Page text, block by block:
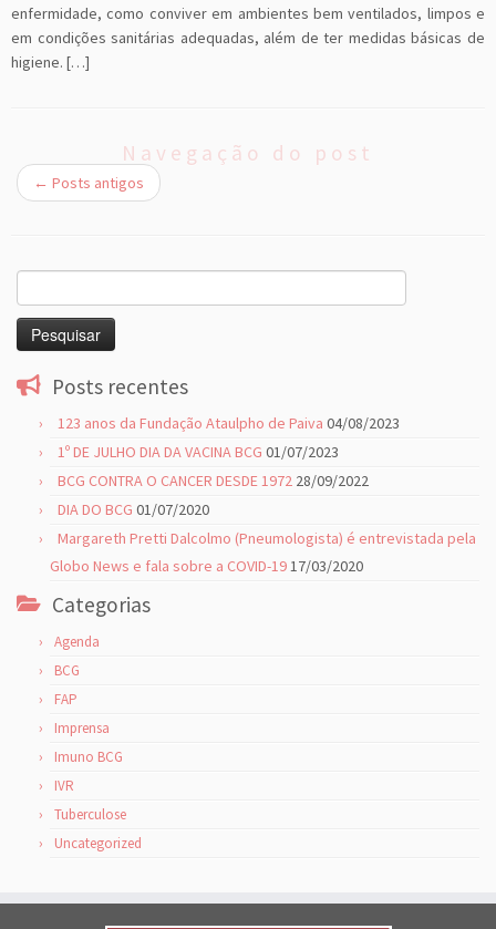
enfermidade, como conviver em ambientes bem ventilados, limpos e
em condições sanitárias adequadas, além de ter medidas básicas de
higiene. […]
Navegação do post
← Posts antigos
por:
Posts recentes
123 anos da Fundação Ataulpho de Paiva 04/08/2023
1º DE JULHO DIA DA VACINA BCG 01/07/2023
BCG CONTRA O CANCER DESDE 1972 28/09/2022
DIA DO BCG 01/07/2020
Margareth Pretti Dalcolmo (Pneumologista) é entrevistada pela
Globo News e fala sobre a COVID-1917/03/2020
Categorias
Agenda
BCG
FAP
Imprensa
Imuno BCG
IVR
Tuberculose
Uncategorized